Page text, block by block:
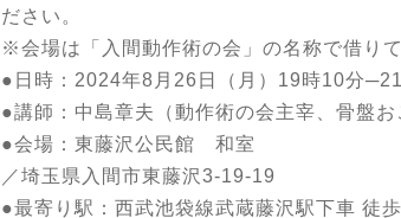
ださい。
※会場は「入間動作術の会」の名称で借り
●日時：2024年8月26日（月）19時10分─21
●講師：中島章夫（動作術の会主宰、骨盤お
●会場：東藤沢公民館 和室
／埼玉県入間市東藤沢3-19-19
●最寄り駅：西武池袋線武蔵藤沢駅下車 徒